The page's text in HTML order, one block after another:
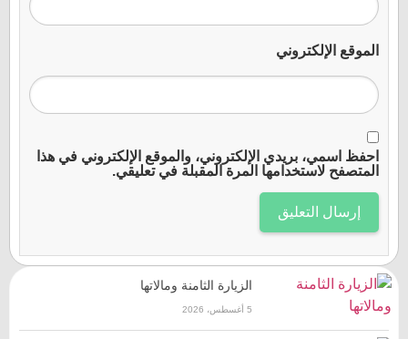
الموقع الإلكتروني
احفظ اسمي، بريدي الإلكتروني، والموقع الإلكتروني في هذا
المتصفح لاستخدامها المرة المقبلة في تعليقي.
الزيارة الثامنة ومالاتها
5 أغسطس، 2026